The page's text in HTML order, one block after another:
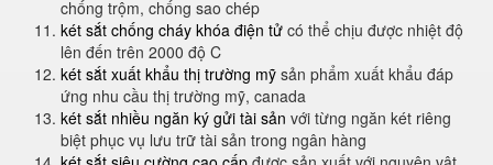
chống trộm, chống sao chép
két sắt chống cháy khóa điện tử có thể chịu được nhiệt độ
lên đến trên 2000 độ C
két sắt xuất khẩu thị trường mỹ sản phẩm xuất khẩu đáp
ứng nhu cầu thị trường mỹ, canada
két sắt nhiều ngăn ký gửi tài sản với từng ngăn két riêng
biệt phục vụ lưu trữ tài sản trong ngân hàng